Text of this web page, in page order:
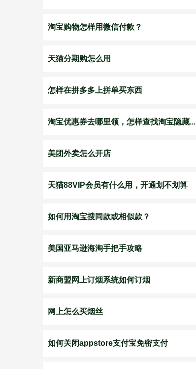
淘宝购物怎样用微信付款？
天猫分期购怎么用
怎样在拼多多上拼单买东西
淘宝优惠券去哪里领，怎样查找淘宝隐藏...
美团外卖怎么开店
天猫88VIP会员有什么用，开通划不划算
如何用淘宝搜同款或相似款？
美国亚马逊海淘手把手攻略
新商盟网上订烟系统如何订烟
网上怎么买烟丝
如何关闭appstore支付宝免密支付